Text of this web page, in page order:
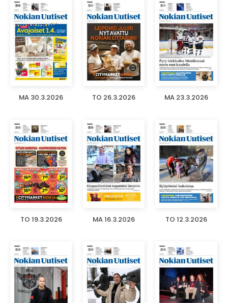
MA 30.3.2026 TO 26.3.2026 MA 23.3.2026
TO 19.3.2026 MA 16.3.2026 TO 12.3.2026